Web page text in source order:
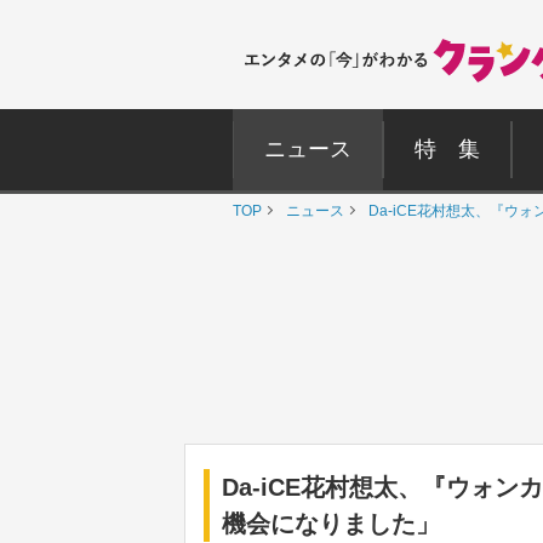
ニュース 特 集
TOP ニュース Da-iCE花村想太、『ウォ
Da-iCE花村想太、『ウォン
機会になりました」